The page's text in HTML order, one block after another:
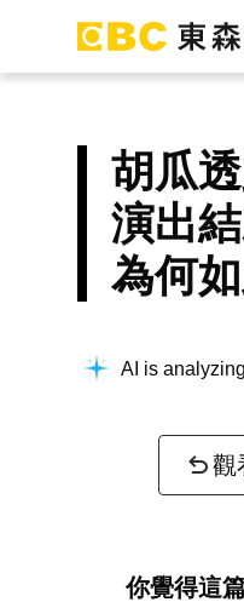
胡瓜
演出
為何
AI is
觀
你覺得這